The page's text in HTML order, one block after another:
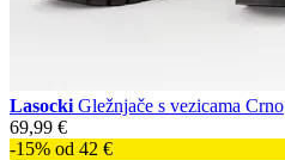
Lasocki Gležnjače s vezicama Crno
69,99 €
-15% od 42 €